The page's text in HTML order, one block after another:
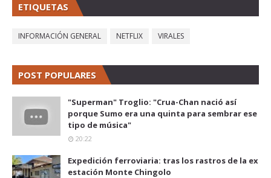
ETIQUETAS
INFORMACIÓN GENERAL NETFLIX VIRALES
POST POPULARES
"Superman" Troglio: "Crua-Chan nació así
porque Sumo era una quinta para sembrar ese
tipo de música"
20:22
Expedición ferroviaria: tras los rastros de la ex
estación Monte Chingolo